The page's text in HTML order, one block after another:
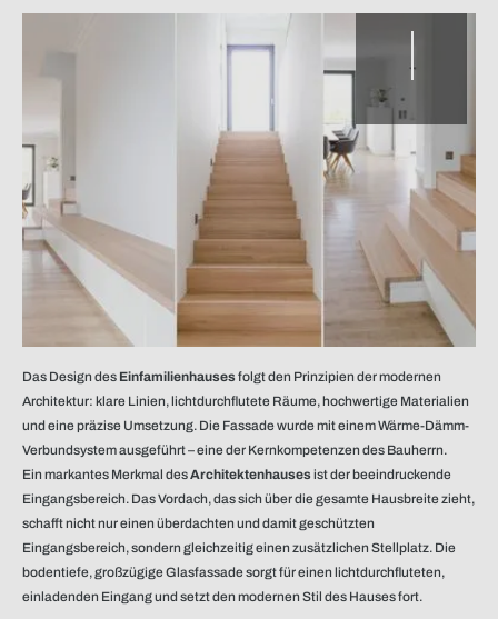
Das Design des Einfamilienhauses folgt den Prinzipien der modernen
Architektur: klare Linien, lichtdurchflutete Räume, hochwertige Materialien
und eine präzise Umsetzung. Die Fassade wurde mit einem Wärme-Dämm-
Verbundsystem ausgeführt – eine der Kernkompetenzen des Bauherrn.
Ein markantes Merkmal desArchitektenhauses ist der beeindruckende
Eingangsbereich. Das Vordach, das sich über die gesamte Hausbreite zieht,
schafft nicht nur einen überdachten und damit geschützten
Eingangsbereich, sondern gleichzeitig einen zusätzlichen Stellplatz. Die
bodentiefe, großzügige Glasfassade sorgt für einen lichtdurchfluteten,
einladenden Eingang und setzt den modernen Stil des Hauses fort.